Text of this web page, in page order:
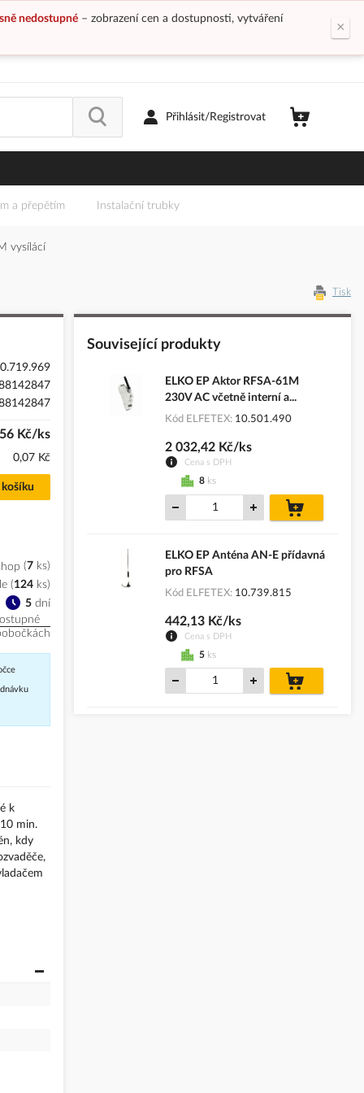
nedostupné– zobrazení cen a dostupnosti, vytváření
×
Přihlásit/Registrovat
a přepětím Instalační trubky
vysílácí
Tisk
Kč/ks
0,07 Kč
7 ks
5dní
(124 ks)
k
min.
kdy
Související produkty
ELKO EP Aktor RFSA-61M
230V AC včetně interní a...
Kód ELFETEX 10.501.490
Cena s DPH
2 032,42 Kč/ks
8 ks
košíku
ELKO EP Anténa AN-E přídavná
pro RFSA
Kód ELFETEX 10.739.815
Cena s DPH
442,13 Kč/ks
5 ks
košíku